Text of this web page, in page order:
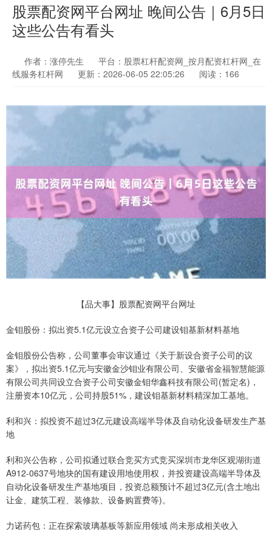
股票配资网平台网址 晚间公告｜6月5日
这些公告有看头
作者：涨停先生
平台：股票杠杆配资网_按月配资杠杆网_在
线服务杠杆网
更新：2026-06-05 22:05:26 阅读：166
【品大事】股票配资网平台网址
金钼股份：拟出资5.1亿元设立合资子公司建设钼基新材料基地
金钼股份公告称，公司董事会审议通过《关于新设合资子公司的议
案》，拟出资5.1亿元与安徽金沙钼业有限公司、安徽省金福智慧能源
有限公司共同设立合资子公司安徽金钼华鑫科技有限公司(暂定名)，
注册资本10亿元，公司持股51%，建设钼基新材料精深加工基地。
利和兴：拟投资不超过3亿元建设高端半导体及自动化设备研发生产基
地
利和兴公告称，公司拟通过联合竞买方式竞买深圳市龙华区观湖街道
A912-0637号地块的国有建设用地使用权，并投资建设高端半导体及
自动化设备研发生产基地项目，投资总额预计不超过3亿元(含土地出
让金、建筑工程、装修款、设备购置费等)。
力诺药包：正在探索玻璃基板等新应用领域 尚未形成相关收入